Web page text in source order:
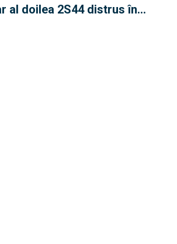
al doilea 2S44 distrus în